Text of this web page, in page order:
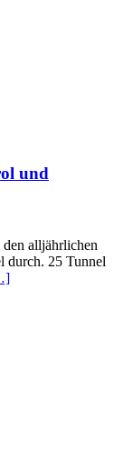
und
alljährlichen
durch. 25 Tunnel